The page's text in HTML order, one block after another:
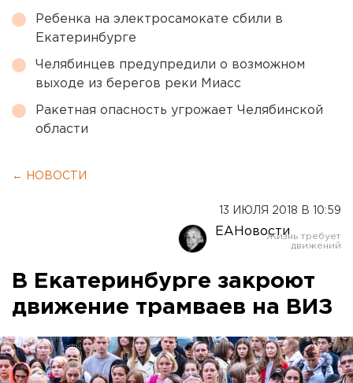
Ребенка на электросамокате сбили в
Екатеринбурге
Челябинцев предупредили о возможном
выходе из берегов реки Миасс
Ракетная опасность угрожает Челябинской
области
← НОВОСТИ
13 ИЮЛЯ 2018 В 10:59
ЕАНовости
В Екатеринбурге закроют
движение трамваев на ВИЗ